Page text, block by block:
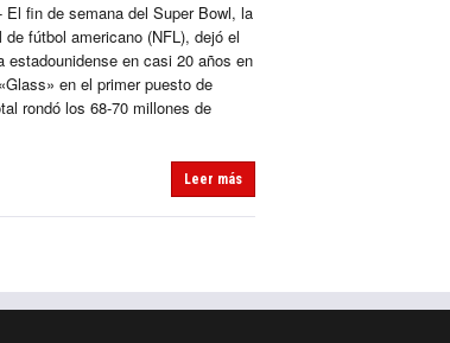
El fin de semana del Super Bowl, la
fútbol americano (NFL), dejó el
estadounidense en casi 20 años en
en el primer puesto de
rondó los 68-70 millones de
Leer más